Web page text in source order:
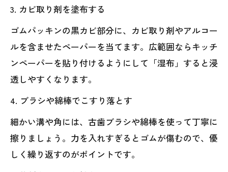
3. カビ取り剤を塗布する
ゴムパッキンの黒カビ部分に、カビ取り剤やアルコー
ルを含ませたペーパーを当てます。広範囲ならキッチ
ンペーパーを貼り付けるようにして「湿布」すると浸
透しやすくなります。
4. ブラシや綿棒でこすり落とす
細かい溝や角には、古歯ブラシや綿棒を使って丁寧に
擦りましょう。力を入れすぎるとゴムが傷むので、優
しく繰り返すのがポイントです。